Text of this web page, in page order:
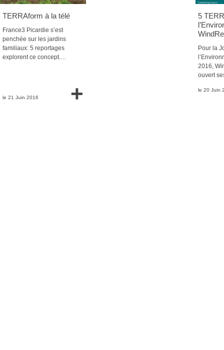
TERRAform à la télé
France3 Picardie s’est
penchée sur les jardins
familiaux: 5 reportages
explorent ce concept.…
le 21 Juin 2016 +
5
Pour la
2016,
ouvert
le 20 Juin